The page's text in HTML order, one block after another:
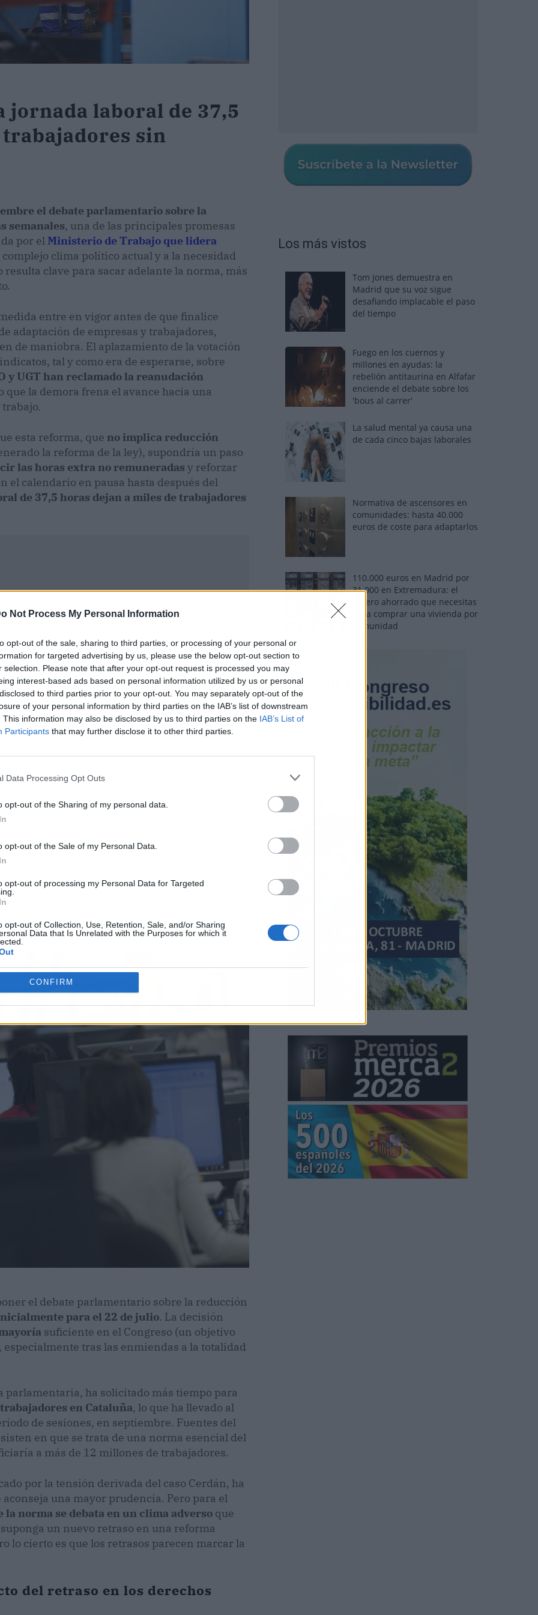
Not Process My Personal Information
opt-out of the sale, sharing to third parties, or processing of your personal or
for targeted advertising by us, please use the below opt-out section to
selection. Please note that after your opt-out request is processed you may
interest-based ads based on personal information utilized by us or personal
to third parties prior to your opt-out. You may separately opt-out of the
of your personal information by third parties on the IAB’s list of downstream
This information may also be disclosed by us to third parties on the IAB’s List of
Participants that may further disclose it to other third parties.
Data Processing Opt Outs
opt-out of the Sharing of my personal data.
opt-out of the Sale of my Personal Data.
opt-out of processing my Personal Data for Targeted
opt-out of Collection, Use, Retention, Sale, and/or Sharing
Data that Is Unrelated with the Purposes for which it
CONFIRM
jornada laboral de 37,5
sin
el debate parlamentario sobre la
semanales, una de las principales promesas
por el Ministerio de Trabajo que lidera
clima político actual y a la necesidad
resulta clave para sacar adelante la norma, más
entre en vigor antes de que finalice
adaptación de empresas y trabajadores,
de maniobra. El aplazamiento de la votación
tal y como era de esperarse, sobre
y UGT han reclamado la reanudación
que la demora frena el avance hacia una
esta reforma, que no implica reducción
la reforma de la ley), supondría un paso
las horas extra no remuneradas y reforzar
el calendario en pausa hasta después del
de 37,5 horas dejan a miles de trabajadores
septiembre en busca de apoyos
el debate parlamentario sobre la reducción
para el 22 de julio. La decisión
suficiente en el Congreso (un objetivo
especialmente tras las enmiendas a la totalidad
ha solicitado más tiempo para
en Cataluña, lo que ha llevado al
de sesiones, en septiembre. Fuentes del
en que se trata de una norma esencial del
a más de 12 millones de trabajadores.
por la tensión derivada del caso Cerdán, ha
una mayor prudencia. Pero para el
la norma se debata en un clima adverso que
un nuevo retraso en una reforma
lo cierto es que los retrasos parecen marcar la
del retraso en los derechos
Los más vistos
Tom Jones demuestra en
Madrid que su voz sigue
desafiando implacable el paso
del tiempo
Fuego en los cuernos y
millones en ayudas: la
rebelión antitaurina en Alfafar
enciende el debate sobre los
'bous al carrer'
La salud mental ya causa una
de cada cinco bajas laborales
Normativa de ascensores en
comunidades: hasta 40.000
euros de coste para adaptarlos
110.000 euros en Madrid por
31.000 en Extremadura: el
dinero ahorrado que necesitas
para comprar una vivienda por
comunidad